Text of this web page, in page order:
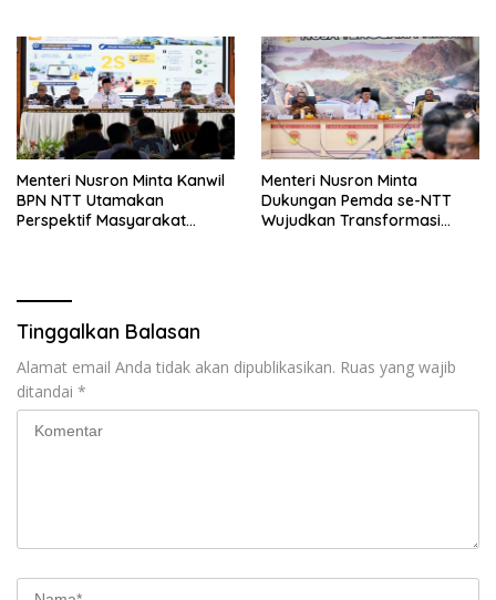
Menteri Nusron Minta Kanwil
BPN NTT Utamakan
Perspektif Masyarakat
Menteri Nusron Minta
Dukungan Pemda se-NTT
Wujudkan Transformasi
Tinggalkan Balasan
Alamat email Anda tidak akan dipublikasikan. Ruas yang wajib
ditandai *